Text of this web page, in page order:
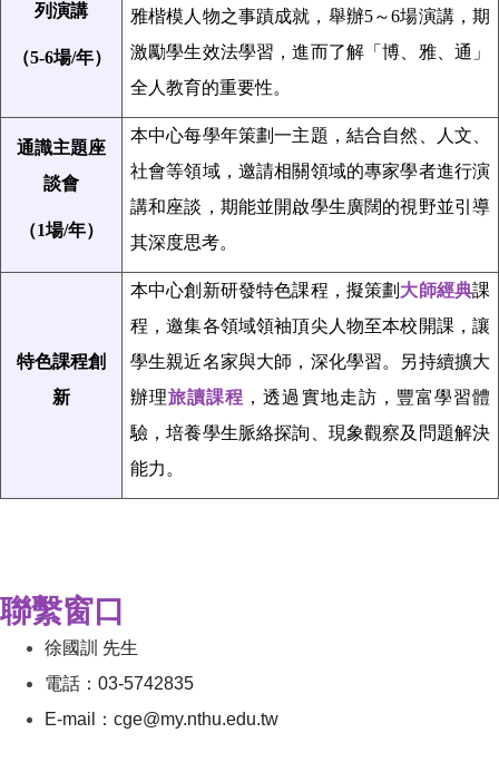
列演講
（5-6場/年）
雅楷模人物之事蹟成就，舉辦5～6場演講，期
激勵學生效法學習，進而了解「博、雅、通」
全人教育的重要性。
通識主題座
談會
（1場/年）
本中心每學年策劃一主題，結合自然、人文、
社會等領域，邀請相關領域的專家學者進行演
講和座談，期能並開啟學生廣闊的視野並引導
其深度思考。
特色課程創
新
本中心創新研發特色課程，擬策劃 大師經典課
程，邀集各領域領袖頂尖人物至本校開課，讓
學生親近名家與大師，深化學習。另持續擴大
辦理旅讀課程 ，透過實地走訪，豐富學習體
驗，培養學生脈絡探詢、現象觀察及問題解決
能力。
聯繫窗口
徐國訓 先生
電話：03-5742835
E-mail： cge@my.nthu.edu.tw